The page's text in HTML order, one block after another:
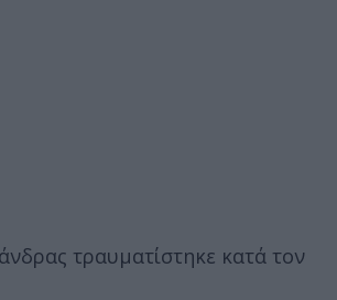
τραυματίστηκε κατά τον